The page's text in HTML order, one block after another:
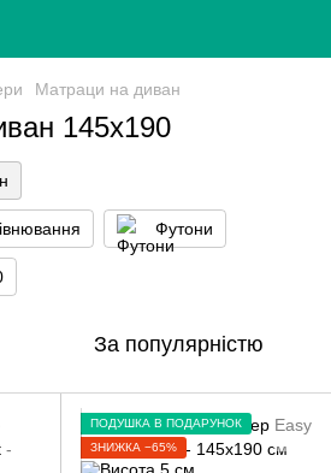
Матраци на диван
145х190
Футони
За популярністю
ПОДУШКА В ПОДАРУНОК
ЗНИЖКА −65%